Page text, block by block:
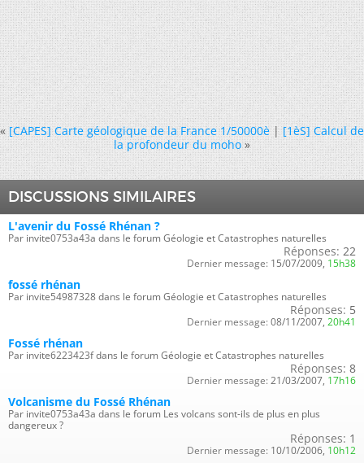
« [CAPES] Carte géologique de la France 1/50000è|[1èS] Calcul de
la profondeur du moho »
DISCUSSIONS SIMILAIRES
L'avenir du Fossé Rhénan ?
Par invite0753a43a dans le forum Géologie et Catastrophes naturelles
Réponses: 22
Dernier message: 15/07/2009, 15h38
fossé rhénan
Par invite54987328 dans le forum Géologie et Catastrophes naturelles
Réponses: 5
Dernier message: 08/11/2007, 20h41
Fossé rhénan
Par invite6223423f dans le forum Géologie et Catastrophes naturelles
Réponses: 8
Dernier message: 21/03/2007, 17h16
Volcanisme du Fossé Rhénan
Par invite0753a43a dans le forum Les volcans sont-ils de plus en plus
dangereux ?
Réponses: 1
Dernier message: 10/10/2006, 10h12